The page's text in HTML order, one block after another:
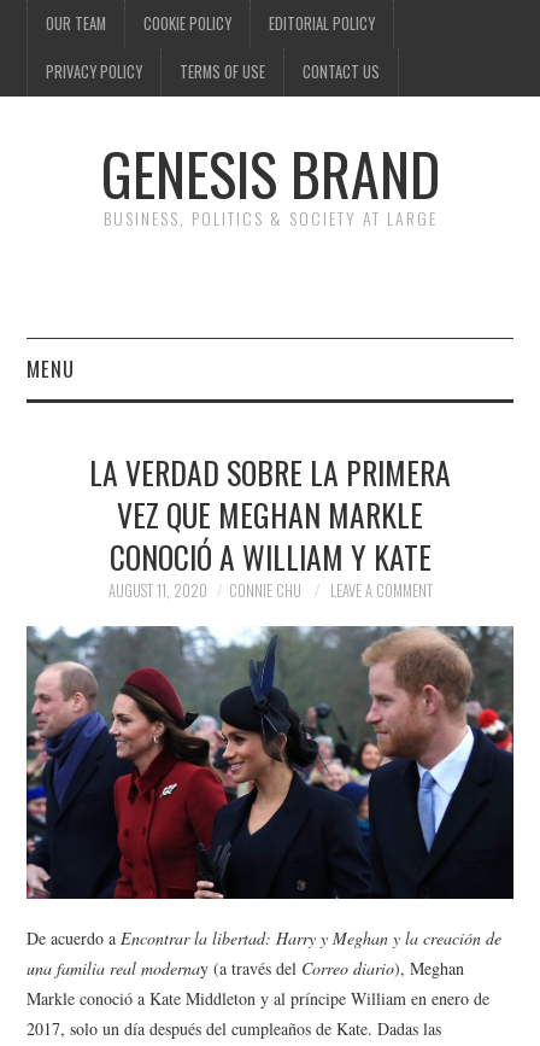
OUR TEAM COOKIE POLICY EDITORIAL POLICY
PRIVACY POLICY TERMS OF USE CONTACT US
GENESIS BRAND
BUSINESS, POLITICS & SOCIETY AT LARGE
MENU
FINANCE
SOCIETY
SPORTS
TECHNOLOGY
LA VERDAD SOBRE LA PRIMERA
VEZ QUE MEGHAN MARKLE
CONOCIÓ A WILLIAM Y KATE
AUGUST 11, 2020 CONNIE CHU LEAVE A COMMENT
De acuerdo aEncontrar la libertad: Harry y Meghan y la creación de
una familia real modernay (a través del Correo diario), Meghan
Markle conoció a Kate Middleton y al príncipe William en enero de
2017, solo un día después del cumpleaños de Kate. Dadas las